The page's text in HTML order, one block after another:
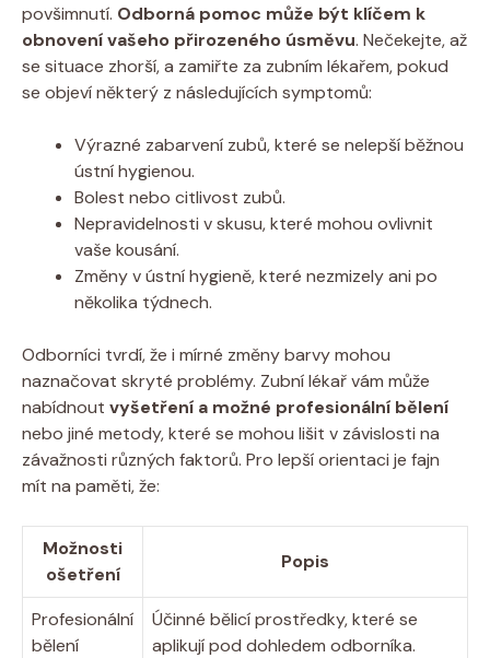
povšimnutí. Odborná pomoc může být klíčem k
obnovení vašeho přirozeného úsměvu. Nečekejte, až
se situace zhorší, a zamiřte za zubním lékařem, pokud
se objeví některý z následujících symptomů:
Výrazné zabarvení zubů, které se nelepší běžnou
ústní hygienou.
Bolest nebo citlivost zubů.
Nepravidelnosti v skusu, které mohou ovlivnit
vaše kousání.
Změny v ústní hygieně, které nezmizely ani po
několika týdnech.
Odborníci tvrdí, že i mírné změny barvy mohou
naznačovat skryté problémy. Zubní lékař vám může
nabídnout vyšetření a možné profesionální bělení
nebo jiné metody, které se mohou lišit v závislosti na
závažnosti různých faktorů. Pro lepší orientaci je fajn
mít na paměti, že:
Možnosti
ošetření
Popis
Profesionální
bělení
Účinné bělicí prostředky, které se
aplikují pod dohledem odborníka.